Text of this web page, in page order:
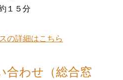
１５分
の詳細はこちら
合わせ（総合窓